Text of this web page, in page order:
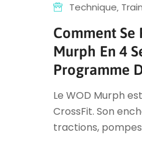
Technique‚
Comment Se
Murph En 4
Programme
Le WOD Murph
CrossFit. Son
tractions,